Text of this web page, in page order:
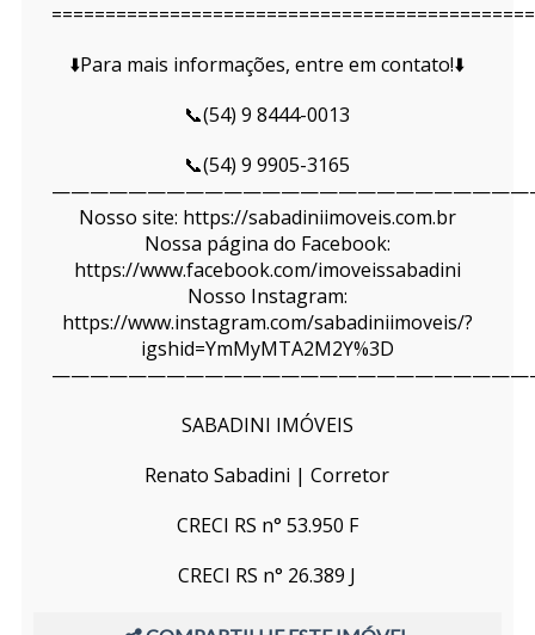
⬇️Para mais informações, entre em contato!⬇️
📞(54) 9 8444-0013
📞(54) 9 9905-3165
Nosso site: https://sabadiniimoveis.com.br
Nossa página do Facebook:
https://www.facebook.com/imoveissabadini
Nosso Instagram:
https://www.instagram.com/sabadiniimoveis/?
igshid=YmMyMTA2M2Y%3D
SABADINI IMÓVEIS
Renato Sabadini | Corretor
CRECI RS n° 53.950 F
CRECI RS n° 26.389 J